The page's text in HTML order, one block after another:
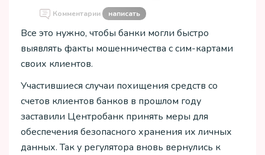
Комментарии написать
Все это нужно, чтобы банки могли быстро
выявлять факты мошенничества с сим-картами
своих клиентов.
Участившиеся случаи похищения средств со
счетов клиентов банков в прошлом году
заставили Центробанк принять меры для
обеспечения безопасного хранения их личных
данных. Так у регулятора вновь вернулись к